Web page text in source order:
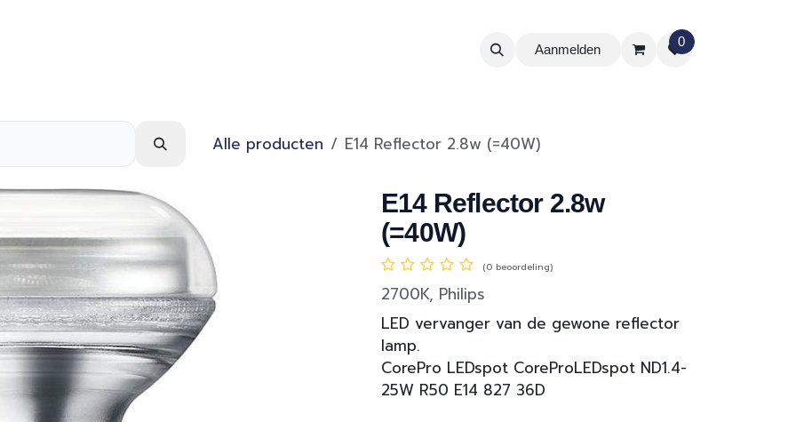
Aanmelden
0
Alle producten E14 Reflector 2.8w (=40W)
E14 Reflector 2.8w
(=40W)
(0 beoordeling)
2700K, Philips
LED vervanger van de gewone reflector
lamp.
CorePro LEDspot CoreProLEDspot ND1.4-
25W R50 E14 827 36D